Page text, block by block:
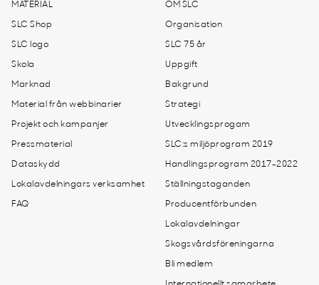
MATERIAL
SLC Shop
SLC logo
Skola
Marknad
Material från webbinarier
Projekt och kampanjer
Pressmaterial
Dataskydd
Lokalavdelningars verksamhet
FAQ
OM SLC
Organisation
SLC 75 år
Uppgift
Bakgrund
Strategi
Utvecklingsprogam
SLC:s miljöprogram 2019
Handlingsprogram 2017-2022
Ställningstaganden
Producentförbunden
Lokalavdelningar
Skogsvårdsföreningarna
Bli medlem